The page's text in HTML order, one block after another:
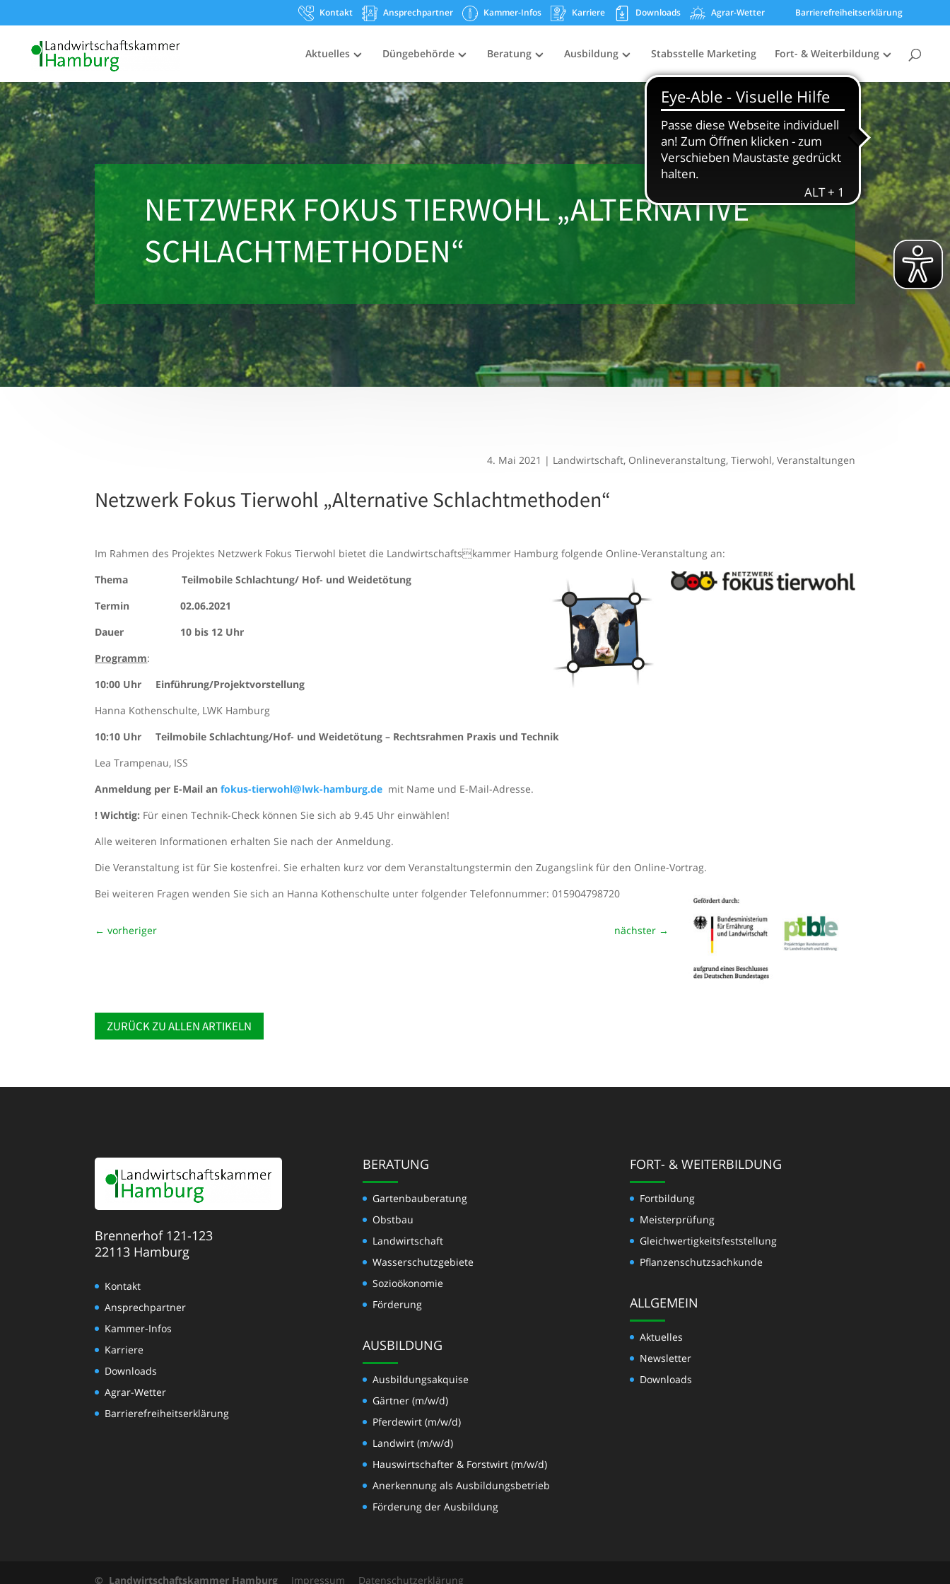
Kontakt Ansprechpartner Kammer-Infos Karriere Downloads Agrar-Wetter Barrierefreiheitserklärung
Aktuelles Düngebehörde Beratung Ausbildung Stabsstelle Marketing Fort- & Weiterbildung
NETZWERK FOKUS TIERWOHL „ALTERNATIVE
SCHLACHTMETHODEN“
4. Mai 2021 | Landwirtschaft, Onlineveranstaltung, Tierwohl, Veranstaltungen
Netzwerk Fokus Tierwohl „Alternative Schlachtmethoden“
Im Rahmen des Projektes Netzwerk Fokus Tierwohl bietet die Landwirtschaftskammer Hamburg folgende Online-Veranstaltung an:
Thema Teilmobile Schlachtung/ Hof- und Weidetötung
Termin 02.06.2021
Dauer 10 bis 12 Uhr
Programm:
10:00 Uhr Einführung/Projektvorstellung
Hanna Kothenschulte, LWK Hamburg
10:10 Uhr Teilmobile Schlachtung/Hof- und Weidetötung – Rechtsrahmen Praxis und Technik
Lea Trampenau, ISS
Anmeldung per E-Mail anfokus-tierwohl@lwk-hamburg.de mit Name und E-Mail-Adresse.
! Wichtig: Für einen Technik-Check können Sie sich ab 9.45 Uhr einwählen!
Alle weiteren Informationen erhalten Sie nach der Anmeldung.
Die Veranstaltung ist für Sie kostenfrei. Sie erhalten kurz vor dem Veranstaltungstermin den Zugangslink für den Online-Vortrag.
Bei weiteren Fragen wenden Sie sich an Hanna Kothenschulte unter folgender Telefonnummer: 015904798720
←vorheriger nächster→
ZURÜCK ZU ALLEN ARTIKELN
Brennerhof 121-123
22113 Hamburg
Kontakt
Ansprechpartner
Kammer-Infos
Karriere
Downloads
Agrar-Wetter
Barrierefreiheitserklärung
BERATUNG
Gartenbauberatung
Obstbau
Landwirtschaft
Wasserschutzgebiete
Sozioökonomie
Förderung
AUSBILDUNG
Ausbildungsakquise
Gärtner (m/w/d)
Pferdewirt (m/w/d)
Landwirt (m/w/d)
Hauswirtschafter & Forstwirt (m/w/d)
Anerkennung als Ausbildungsbetrieb
Förderung der Ausbildung
FORT- & WEITERBILDUNG
Fortbildung
Meisterprüfung
Gleichwertigkeits­feststellung
Pflanzenschutzsachkunde
ALLGEMEIN
Aktuelles
Newsletter
Downloads
© Landwirtschaftskammer Hamburg Impressum Datenschutzerklärung